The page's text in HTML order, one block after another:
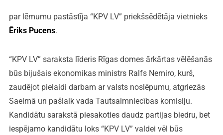
par lēmumu pastāstīja “KPV LV” priekšsēdētāja vietnieks
Ēriks Pucens.
“KPV LV” saraksta līderis Rīgas domes ārkārtas vēlēšanās
būs bijušais ekonomikas ministrs Ralfs Nemiro, kurš,
zaudējot pielaidi darbam ar valsts noslēpumu, atgriezās
Saeimā un pašlaik vada Tautsaimniecības komisiju.
Kandidātu sarakstā piesakoties daudz partijas biedru, bet
iespējamo kandidātu loks “KPV LV” valdei vēl būs